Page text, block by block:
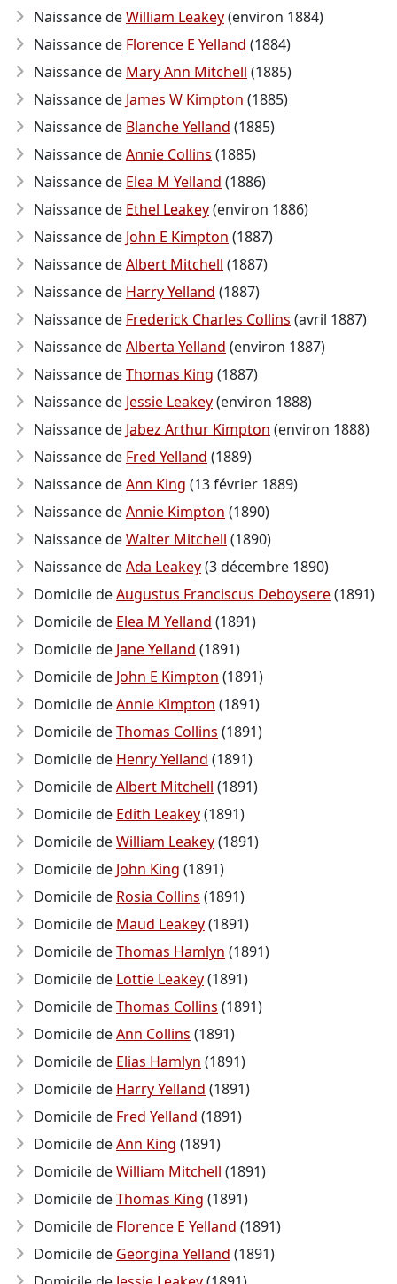
Naissance deWilliam Leakey(environ 1884)
Naissance de Florence E Yelland (1884)
Naissance de Mary Ann Mitchell (1885)
Naissance de James W Kimpton (1885)
Naissance de Blanche Yelland (1885)
Naissance deAnnie Collins (1885)
Naissance de Elea M Yelland (1886)
Naissance de Ethel Leakey(environ 1886)
Naissance de John E Kimpton (1887)
Naissance deAlbert Mitchell (1887)
Naissance de Harry Yelland (1887)
Naissance de Frederick Charles Collins (avril 1887)
Naissance deAlberta Yelland (environ 1887)
Naissance deThomas King (1887)
Naissance de Jessie Leakey(environ 1888)
Naissance de Jabez Arthur Kimpton (environ 1888)
Naissance de Fred Yelland (1889)
Naissance deAnn King (13 février 1889)
Naissance deAnnie Kimpton (1890)
Naissance deWalter Mitchell (1890)
Naissance deAda Leakey(3 décembre 1890)
Domicile deAugustus Franciscus Deboysere(1891)
Domicile de Elea M Yelland (1891)
Domicile de Jane Yelland (1891)
Domicile de John E Kimpton (1891)
Domicile deAnnie Kimpton (1891)
Domicile deThomas Collins (1891)
Domicile de Henry Yelland (1891)
Domicile deAlbert Mitchell (1891)
Domicile de Edith Leakey(1891)
Domicile deWilliam Leakey(1891)
Domicile de John King (1891)
Domicile de Rosia Collins (1891)
Domicile de Maud Leakey(1891)
Domicile deThomas Hamlyn (1891)
Domicile de Lottie Leakey(1891)
Domicile deThomas Collins (1891)
Domicile deAnn Collins (1891)
Domicile de Elias Hamlyn (1891)
Domicile de Harry Yelland (1891)
Domicile de Fred Yelland (1891)
Domicile deAnn King (1891)
Domicile deWilliam Mitchell (1891)
Domicile deThomas King (1891)
Domicile de Florence E Yelland (1891)
Domicile de Georgina Yelland (1891)